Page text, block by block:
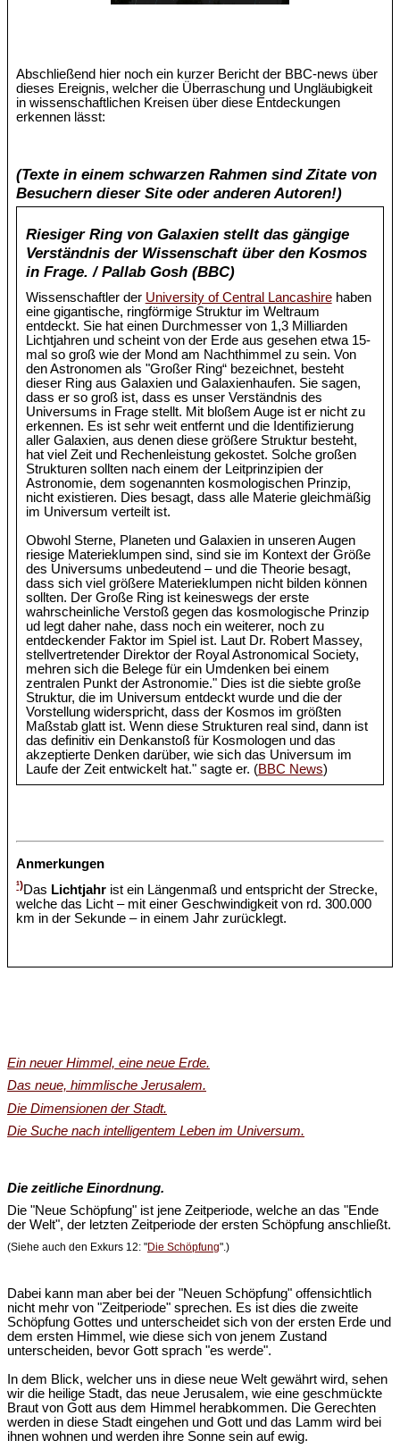
Abschließend hier noch ein kurzer Bericht der BBC-news über
dieses Ereignis, welcher die Überraschung und Ungläubigkeit
in wissenschaftlichen Kreisen über diese Entdeckungen
erkennen lässt:
(Texte in einem schwarzen Rahmen sind Zitate von
Besuchern dieser Site oder anderen Autoren!)
Riesiger Ring von Galaxien stellt das gängige
Verständnis der Wissenschaft über den Kosmos
in Frage. / Pallab Gosh (BBC)
Wissenschaftler der University of Central Lancashirehaben
eine gigantische, ringförmige Struktur im Weltraum
entdeckt. Sie hat einen Durchmesser von 1,3 Milliarden
Lichtjahren und scheint von der Erde aus gesehen etwa 15-
mal so groß wie der Mond am Nachthimmel zu sein. Von
den Astronomen als "Großer Ring“ bezeichnet, besteht
dieser Ring aus Galaxien und Galaxienhaufen. Sie sagen,
dass er so groß ist, dass es unser Verständnis des
Universums in Frage stellt. Mit bloßem Auge ist er nicht zu
erkennen. Es ist sehr weit entfernt und die Identifizierung
aller Galaxien, aus denen diese größere Struktur besteht,
hat viel Zeit und Rechenleistung gekostet. Solche großen
Strukturen sollten nach einem der Leitprinzipien der
Astronomie, dem sogenannten kosmologischen Prinzip,
nicht existieren. Dies besagt, dass alle Materie gleichmäßig
im Universum verteilt ist.
Obwohl Sterne, Planeten und Galaxien in unseren Augen
riesige Materieklumpen sind, sind sie im Kontext der Größe
des Universums unbedeutend – und die Theorie besagt,
dass sich viel größere Materieklumpen nicht bilden können
sollten. Der Große Ring ist keineswegs der erste
wahrscheinliche Verstoß gegen das kosmologische Prinzip
ud legt daher nahe, dass noch ein weiterer, noch zu
entdeckender Faktor im Spiel ist. Laut Dr. Robert Massey,
stellvertretender Direktor der Royal Astronomical Society,
mehren sich die Belege für ein Umdenken bei einem
zentralen Punkt der Astronomie." Dies ist die siebte große
Struktur, die im Universum entdeckt wurde und die der
Vorstellung widerspricht, dass der Kosmos im größten
Maßstab glatt ist. Wenn diese Strukturen real sind, dann ist
das definitiv ein Denkanstoß für Kosmologen und das
akzeptierte Denken darüber, wie sich das Universum im
Laufe der Zeit entwickelt hat." sagte er. (BBC News)
Anmerkungen
¹)Das Lichtjahr ist ein Längenmaß und entspricht der Strecke,
welche das Licht – mit einer Geschwindigkeit von rd. 300.000
km in der Sekunde – in einem Jahr zurücklegt.
Ein neuer Himmel, eine neue Erde.
Das neue, himmlische Jerusalem.
Die Dimensionen der Stadt.
Die Suche nach intelligentem Leben im Universum.
Die zeitliche Einordnung.
Die "Neue Schöpfung" ist jene Zeitperiode, welche an das "Ende
der Welt", der letzten Zeitperiode der ersten Schöpfung anschließt.
(Siehe auch den Exkurs 12: "Die Schöpfung".)
Dabei kann man aber bei der "Neuen Schöpfung" offensichtlich
nicht mehr von "Zeitperiode" sprechen. Es ist dies die zweite
Schöpfung Gottes und unterscheidet sich von der ersten Erde und
dem ersten Himmel, wie diese sich von jenem Zustand
unterscheiden, bevor Gott sprach "es werde".
In dem Blick, welcher uns in diese neue Welt gewährt wird, sehen
wir die heilige Stadt, das neue Jerusalem, wie eine geschmückte
Braut von Gott aus dem Himmel herabkommen. Die Gerechten
werden in diese Stadt eingehen und Gott und das Lamm wird bei
ihnen wohnen und werden ihre Sonne sein auf ewig.